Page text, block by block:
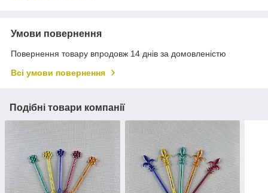
Умови повернення
Повернення товару впродовж 14 днів за домовленістю
Всі умови повернення
Подібні товари компанії